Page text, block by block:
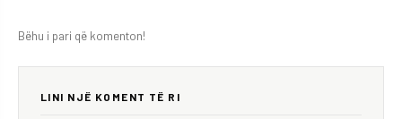
Bëhu i pari që komenton!
LINI NJË KOMENT TË RI